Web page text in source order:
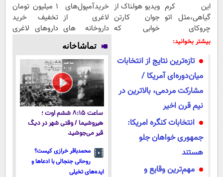
این کرم
گیاهی،مثل اتو
چروکای
پوستتوصاف
ویدیو هولناک از
جوان کارتن
خوابی که
خریدآمپول‌های
لاغری از
داروخانه های
اطرافت، ارسال
فوری همراه با
پک یخ!
1 میلیون تومان
تخفیف خرید
داروهای لاغری
یخ!
بیشتر بخوانید:
تازه‌ترین نتایج از انتخابات
میان‌دوره‌ای آمریکا /
مشارکت مردمی، بالاترین در
نیم قرن اخیر
انتخابات کنگره امریکا:
جمهوری خواهان جلو
هستند
مهم‌ترین وقایع و
تماشاخانه
ساعت ۸:۱۵ ششم اوت ؛
هیروشیما / وقتی شهر در دیگ
قیر می‌جوشید
محمدباقر خرازی کیست؟
روحانی جنجالی با ادعاها و
ایده‌های تخیلی